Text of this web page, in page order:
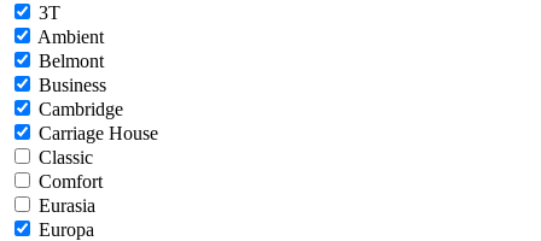
3T
Ambient
Belmont
Business
Cambridge
Carriage House
Classic
Comfort
Eurasia
Europa